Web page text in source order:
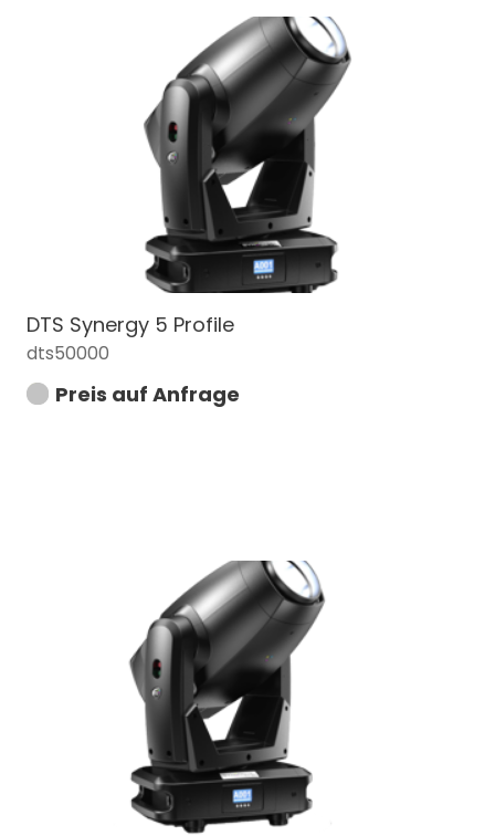
DTS Synergy 5 Profile
dts50000
Preis auf Anfrage